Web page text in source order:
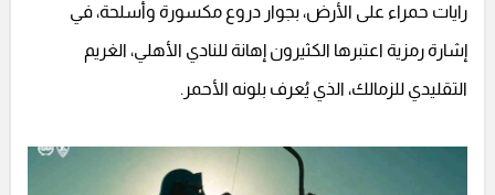
رايات حمراء على الأرض، بجوار دروع مكسورة وأسلحة، في
إشارة رمزية اعتبرها الكثيرون إهانة للنادي الأهلي، الغريم
التقليدي للزمالك، الذي يُعرف بلونه الأحمر.